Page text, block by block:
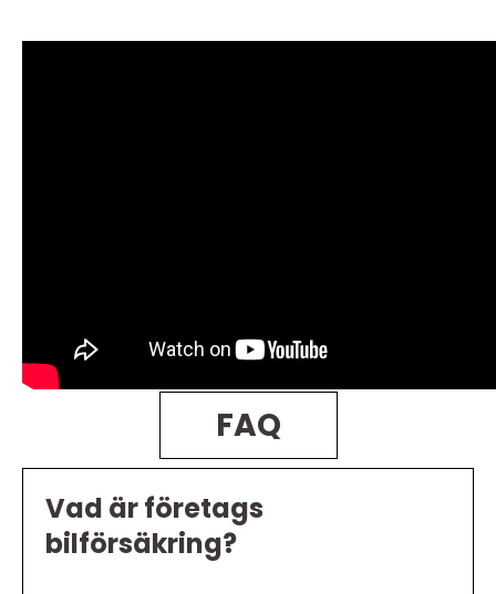
FAQ
Vad är företags
bilförsäkring?